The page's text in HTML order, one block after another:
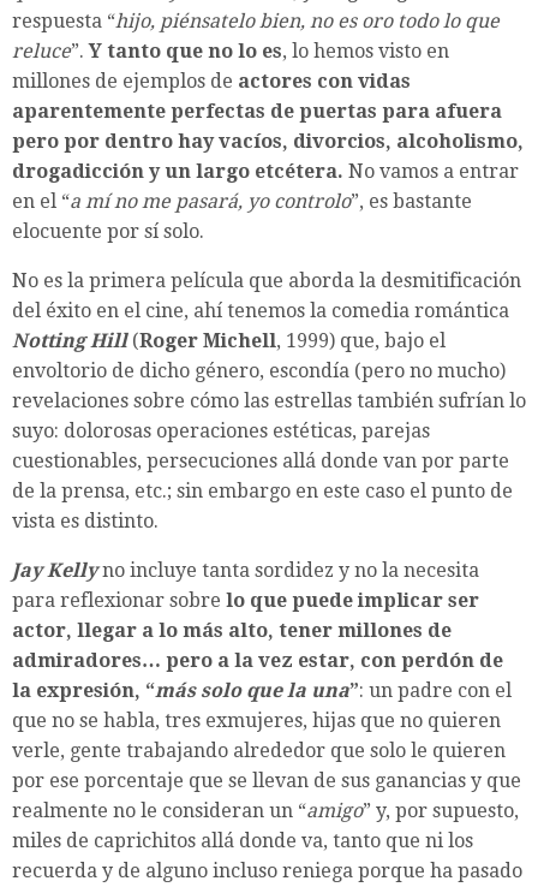
respuesta “hijo, piénsatelo bien, no es oro todo lo que
reluce”.Y tanto que no lo es, lo hemos visto en
millones de ejemplos de actores con vidas
aparentemente perfectas de puertas para afuera
pero por dentro hay vacíos, divorcios, alcoholismo,
drogadicción y un largo etcétera. No vamos a entrar
en el “a mí no me pasará, yo controlo”, es bastante
elocuente por sí solo.
No es la primera película que aborda la desmitificación
del éxito en el cine, ahí tenemos la comedia romántica
Notting Hill(Roger Michell, 1999) que, bajo el
envoltorio de dicho género, escondía (pero no mucho)
revelaciones sobre cómo las estrellas también sufrían lo
suyo: dolorosas operaciones estéticas, parejas
cuestionables, persecuciones allá donde van por parte
de la prensa, etc.; sin embargo en este caso el punto de
vista es distinto.
Jay Kellyno incluye tanta sordidez y no la necesita
para reflexionar sobre lo que puede implicar ser
actor, llegar a lo más alto, tener millones de
admiradores… pero a la vez estar, con perdón de
la expresión, “más solo que la una”: un padre con el
que no se habla, tres exmujeres, hijas que no quieren
verle, gente trabajando alrededor que solo le quieren
por ese porcentaje que se llevan de sus ganancias y que
realmente no le consideran un “amigo” y, por supuesto,
miles de caprichitos allá donde va, tanto que ni los
recuerda y de alguno incluso reniega porque ha pasado